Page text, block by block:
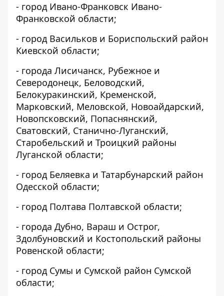
- город Ивано-Франковск Ивано-
Франковской области;
- город Васильков и Бориспольский район
Киевской области;
- города Лисичанск, Рубежное и
Северодонецк, Беловодский,
Белокуракинский, Кременской,
Марковский, Меловской, Новоайдарский,
Новопсковский, Попаснянский,
Сватовский, Станично-Луганский,
Старобельский и Троицкий районы
Луганской области;
- город Беляевка и Татарбунарский район
Одесской области;
- город Полтава Полтавской области;
- города Дубно, Вараш и Острог,
Здолбуновский и Костопольский районы
Ровенской области;
- город Сумы и Сумской район Сумской
области;